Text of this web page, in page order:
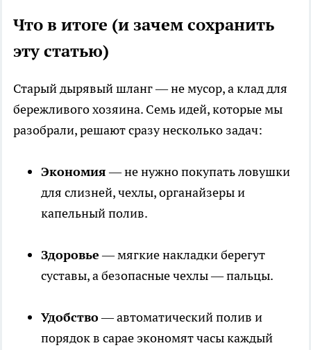
Что в итоге (и зачем сохранить
эту статью)
Старый дырявый шланг — не мусор, а клад для
бережливого хозяина. Семь идей, которые мы
разобрали, решают сразу несколько задач:
Экономия— не нужно покупать ловушки
для слизней, чехлы, органайзеры и
капельный полив.
Здоровье— мягкие накладки берегут
суставы, а безопасные чехлы — пальцы.
Удобство— автоматический полив и
порядок в сарае экономят часы каждый